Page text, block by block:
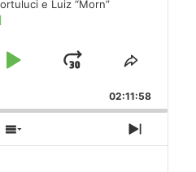
e Luiz “Morn”
Play
Jump
Forward
Share
Episode
02:11:58
Show
Episodes
Next
Episode